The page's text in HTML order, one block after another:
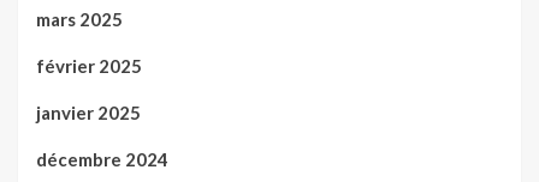
mars 2025
février 2025
janvier 2025
décembre 2024